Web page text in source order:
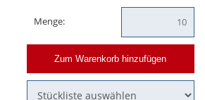
Menge:
Zum Warenkorb hinzufügen